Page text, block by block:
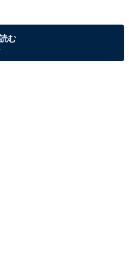
、2つ目の読み方は
む